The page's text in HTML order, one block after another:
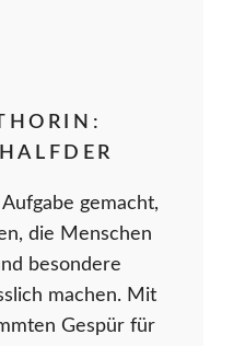
gemacht,
die Menschen
besondere
machen. Mit
Gespür für